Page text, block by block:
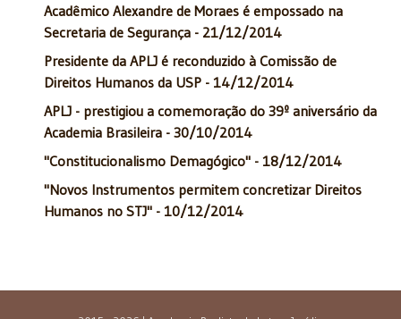
Acadêmico Alexandre de Moraes é empossado na
Secretaria de Segurança - 21/12/2014
Presidente da APLJ é reconduzido à Comissão de
Direitos Humanos da USP - 14/12/2014
APLJ - prestigiou a comemoração do 39º aniversário da
Academia Brasileira - 30/10/2014
"Constitucionalismo Demagógico" - 18/12/2014
"Novos Instrumentos permitem concretizar Direitos
Humanos no STJ" - 10/12/2014